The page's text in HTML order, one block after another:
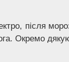
після
Окремо